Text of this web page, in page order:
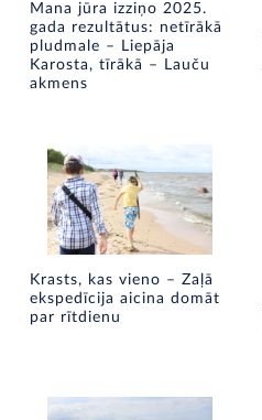
Mana jūra izziņo 2025.
gada rezultātus: netīrākā
pludmale – Liepāja
Karosta, tīrākā – Lauču
akmens
Krasts, kas vieno – Zaļā
ekspedīcija aicina domāt
par rītdienu